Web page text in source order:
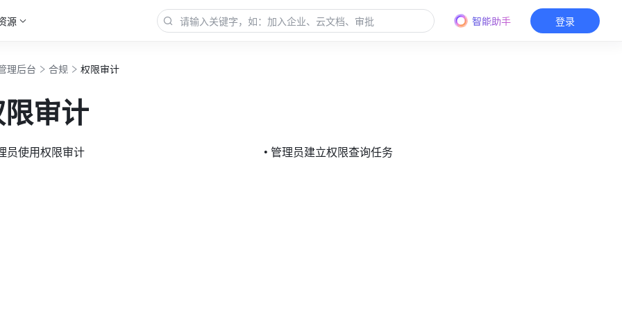
源 智能助手 登录
理后台 合规 权限审计
审计
员使用权限审计 • 管理员建立权限查询任务